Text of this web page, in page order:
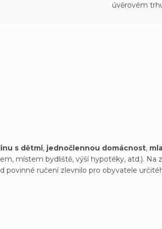
úvěrovém
s dětmi, jednočlennou domácnost,
místem bydliště, výší hypotéky, atd.). Na
povinné ručení zlevnilo pro obyvatele